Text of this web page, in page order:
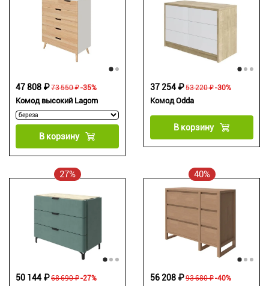
Комод высокий Lagom
73 550 ₽
47 808 ₽ -35%
В корзину
Комод Odda
53 220 ₽
37 254 ₽ -30%
В корзину
27%
68 690 ₽
50 144 ₽ -27%
40%
93 680 ₽
56 208 ₽ -40%